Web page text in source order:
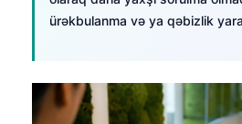
ürəkbulanma və ya qəbizlik